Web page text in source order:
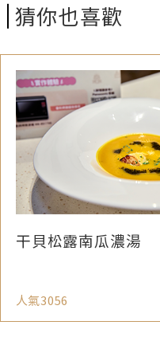
猜你也喜歡
干貝松露南瓜濃湯
人氣3056